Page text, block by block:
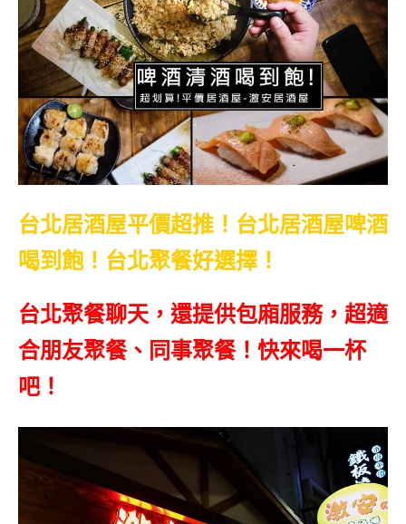
台北居酒屋平價超推！台北居酒屋啤酒
喝到飽！台北聚餐好選擇！
台北聚餐聊天，還提供包廂服務，超適
合朋友聚餐、同事聚餐！快來喝一杯
吧！